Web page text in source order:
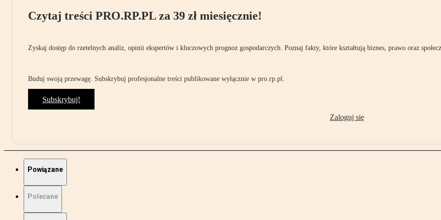
Czytaj treści PRO.RP.PL za 39 zł miesięcznie!
Zyskaj dostęp do rzetelnych analiz, opinii ekspertów i kluczowych prognoz gospodarczych. Poznaj fakty, które kształtują biznes, prawo oraz
Buduj swoją przewagę. Subskrybuj profesjonalne treści publikowane wyłącznie w pro.rp.pl.
Subskrybuj!
Zaloguj się
Powiązane
Polecane